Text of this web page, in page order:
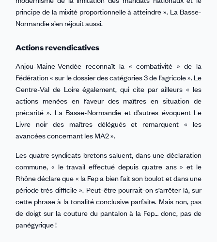
principe de la mixité proportionnelle à atteindre ». La Basse-
Normandie s’en réjouit aussi.
Actions revendicatives
Anjou-Maine-Vendée reconnaît la « combativité » de la
Fédération « sur le dossier des catégories 3 de l’agricole ». Le
Centre-Val de Loire également, qui cite par ailleurs « les
actions menées en faveur des maîtres en situation de
précarité ». La Basse-Normandie et d’autres évoquent Le
Livre noir des maîtres délégués et remarquent « les
avancées concernant les MA2 ».
Les quatre syndicats bretons saluent, dans une déclaration
commune, « le travail effectué depuis quatre ans » et le
Rhône déclare que « la Fep a bien fait son boulot et dans une
période très difficile ». Peut-être pourrait-on s’arrêter là, sur
cette phrase à la tonalité conclusive parfaite. Mais non, pas
de doigt sur la couture du pantalon à la Fep… donc, pas de
panégyrique !